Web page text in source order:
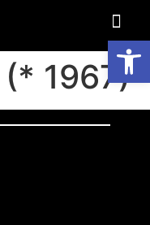
(* 1967)